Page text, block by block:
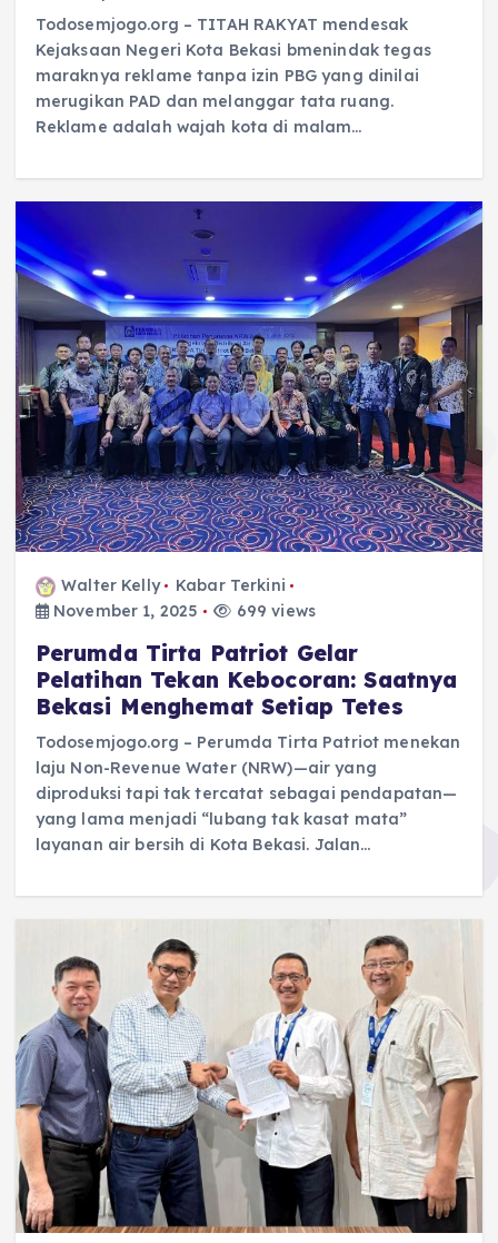
Todosemjogo.org – TITAH RAKYAT mendesak
Kejaksaan Negeri Kota Bekasi bmenindak tegas
maraknya reklame tanpa izin PBG yang dinilai
merugikan PAD dan melanggar tata ruang.
Reklame adalah wajah kota di malam…
Walter Kelly
Kabar Terkini
November 1, 2025
699 views
Perumda Tirta Patriot Gelar
Pelatihan Tekan Kebocoran: Saatnya
Bekasi Menghemat Setiap Tetes
Todosemjogo.org – Perumda Tirta Patriot menekan
laju Non-Revenue Water (NRW)—air yang
diproduksi tapi tak tercatat sebagai pendapatan—
yang lama menjadi “lubang tak kasat mata”
layanan air bersih di Kota Bekasi. Jalan…